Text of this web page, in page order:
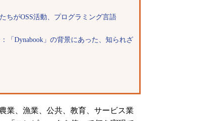
ちがOSS活動、プログラミング言語
「Dynabook」の背景にあった、知られざ
業、漁業、公共、教育、サービス業